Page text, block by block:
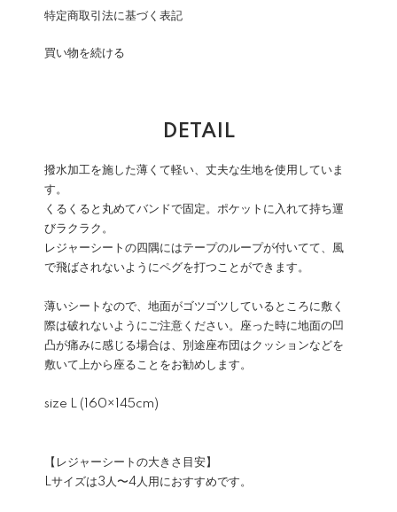
特定商取引法に基づく表記
買い物を続ける
DETAIL
撥水加工を施した薄くて軽い、丈夫な生地を使用していま
す。
くるくると丸めてバンドで固定。ポケットに入れて持ち運
びラクラク。
レジャーシートの四隅にはテープのループが付いてて、風
で飛ばされないようにペグを打つことができます。
薄いシートなので、地面がゴツゴツしているところに敷く
際は破れないようにご注意ください。座った時に地面の凹
凸が痛みに感じる場合は、別途座布団はクッションなどを
敷いて上から座ることをお勧めします。
size L (160×145cm)
【レジャーシートの大きさ目安】
Lサイズは3人〜4人用におすすめです。